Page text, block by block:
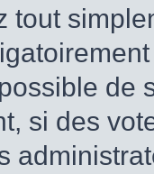
tout
de
si des